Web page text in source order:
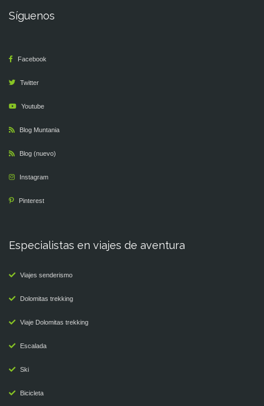
Síguenos
Facebook
Twitter
Youtube
Blog Muntania
Blog (nuevo)
Instagram
Pinterest
Especialistas en viajes de aventura
Viajes senderismo
Dolomitas trekking
Viaje Dolomitas trekking
Escalada
Ski
Bicicleta